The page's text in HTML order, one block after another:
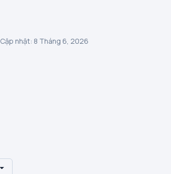
Cập nhật: 8 Tháng 6, 2026